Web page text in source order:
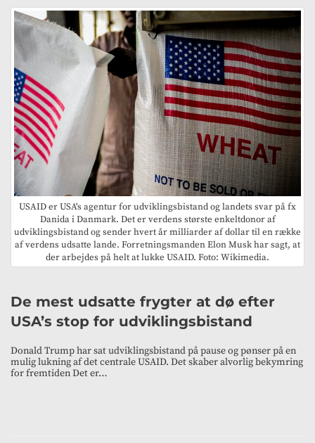
USAID er USA's agentur for udviklingsbistand og landets svar på fx
Danida i Danmark. Det er verdens største enkeltdonor af
udviklingsbistand og sender hvert år milliarder af dollar til en række
af verdens udsatte lande. Forretningsmanden Elon Musk har sagt, at
der arbejdes på helt at lukke USAID. Foto: Wikimedia.
De mest udsatte frygter at dø efter
USA’s stop for udviklingsbistand
Donald Trump har sat udviklingsbistand på pause og pønser på en
mulig lukning af det centrale USAID. Det skaber alvorlig bekymring
for fremtiden Det er…